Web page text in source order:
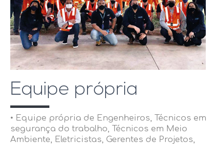
Equipe própria
• Equipe própria de Engenheiros, Técnicos em
segurança do trabalho, Técnicos em Meio
Ambiente, Eletricistas, Gerentes de Projetos,